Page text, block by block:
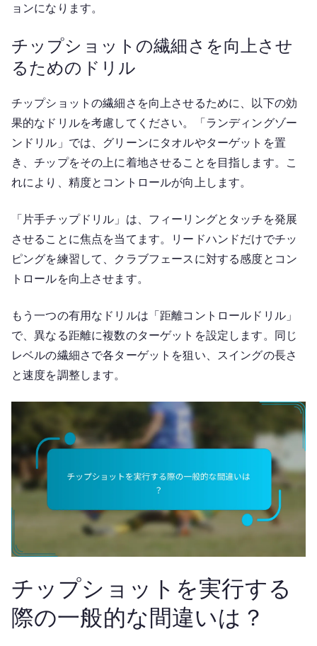
ョンになります。
チップショットの繊細さを向上させ
るためのドリル
チップショットの繊細さを向上させるために、以下の効
果的なドリルを考慮してください。「ランディングゾー
ンドリル」では、グリーンにタオルやターゲットを置
き、チップをその上に着地させることを目指します。こ
れにより、精度とコントロールが向上します。
「片手チップドリル」は、フィーリングとタッチを発展
させることに焦点を当てます。リードハンドだけでチッ
ピングを練習して、クラブフェースに対する感度とコン
トロールを向上させます。
もう一つの有用なドリルは「距離コントロールドリル」
で、異なる距離に複数のターゲットを設定します。同じ
レベルの繊細さで各ターゲットを狙い、スイングの長さ
と速度を調整します。
チップショットを実行する
際の一般的な間違いは？